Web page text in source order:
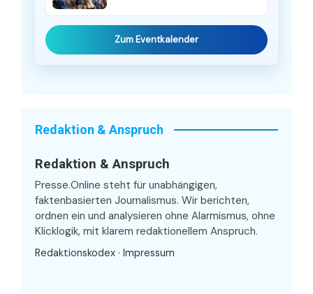
Zum Eventkalender
Redaktion & Anspruch
Redaktion & Anspruch
Presse.Online steht für unabhängigen,
faktenbasierten Journalismus. Wir berichten,
ordnen ein und analysieren ohne Alarmismus, ohne
Klicklogik, mit klarem redaktionellem Anspruch.
Redaktionskodex · Impressum